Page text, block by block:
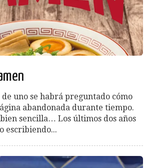
de uno se habrá preguntado cómo
abandonada durante tiempo.
sencilla… Los últimos dos años
escribiendo...